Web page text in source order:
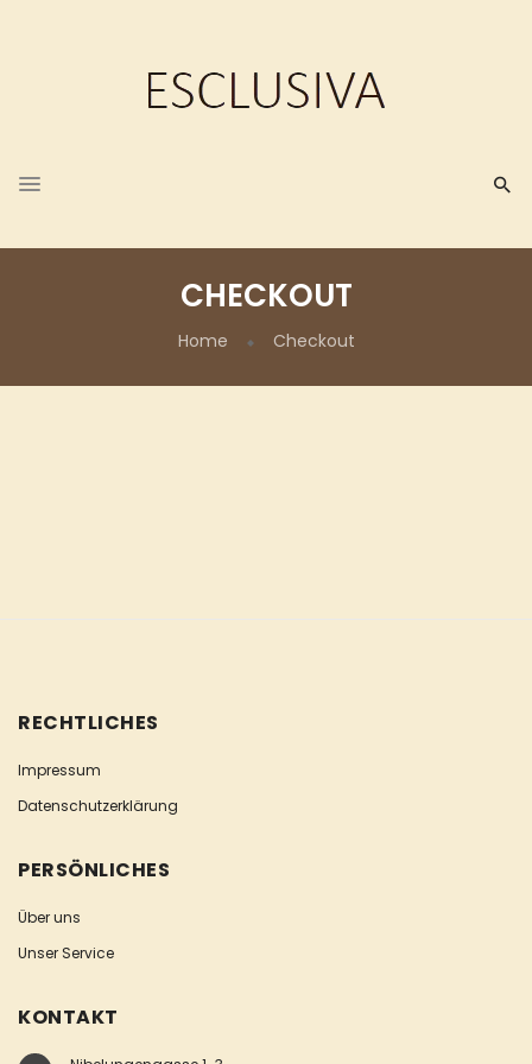
CHECKOUT
Home Checkout
RECHTLICHES
Impressum
Datenschutzerklärung
PERSÖNLICHES
Über uns
Unser Service
KONTAKT